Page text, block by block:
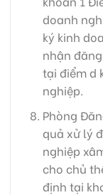
doanh
ký kinh
nhận
tại điểm d
nghiệp.
Phòng
quả xử lý
nghiệp
cho chủ
định tại